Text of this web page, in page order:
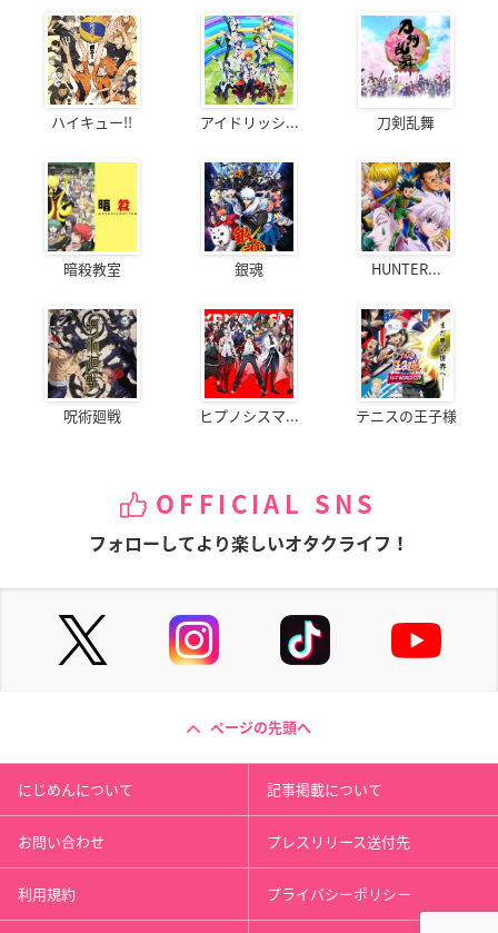
ハイキュー!! アイドリッシ... 刀剣乱舞
暗殺教室 銀魂 HUNTER...
呪術廻戦 ヒプノシスマ... テニスの王子様
OFFICIAL SNS
フォローしてより楽しいオタクライフ！
ページの先頭へ
にじめんについて 記事掲載について
お問い合わせ プレスリリース送付先
利用規約 プライバシーポリシー